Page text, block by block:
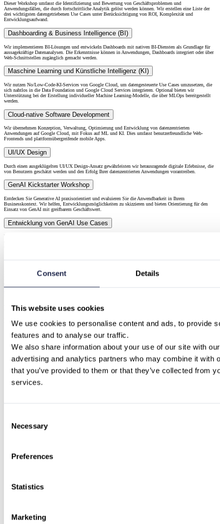
Consent Details
This website uses cookies
We use cookies to personalise content and ads, to provide
features and to analyse our traffic.
We also share information about your use of our site with
advertising and analytics partners who may combine it with
that you’ve provided to them or that they’ve collected from
services.
Selection
Necessary
Preferences
Statistics
Marketing
Dieser Workshop umfasst die Identifizierung und Bewertung von Geschäftsproblemen und
Anwendungsfällen, die durch fortschrittliche Analytik gelöst werden können. Wir erstellen eine Liste der
drei wichtigsten datengetriebenen Use Cases unter Berücksichtigung von ROI, Komplexität und
Entwicklungsaufwand.
Dashboarding & Business Intelligence (BI)
Wir implementieren BI-Lösungen und entwickeln Dashboards mit nativen BI-Diensten als Grundlage für
aussagekräftige Datenanalysen. Die Erkenntnisse können in Anwendungen, Dashboards integriert oder über
Web-Schnittstellen zugänglich gemacht werden.
Maschine Learning und Künstliche Intelligenz (KI)
Wir nutzen No/Low-Code-KI-Services von Google Cloud, um datengesteuerte Use Cases umzusetzen, die
sich nahtlos in die Data Foundation und Google Cloud Services integrieren. Optional bieten wir
Unterstützung bei der Erstellung individueller Machine Learning-Modelle, die über MLOps bereitgestellt
werden.
Cloud-native Software Development
Wir übernehmen Konzeption, Verwaltung, Optimierung und Entwicklung von datenzentrierten
Anwendungen auf Google Cloud, mit Fokus auf ML und KI. Dies umfasst benutzerfreundliche Web-
Frontends und plattformübergreifende mobile Apps.
UI/UX Design
Durch einen ausgeklügelten UI/UX Design-Ansatz gewährleisten wir herausragende digitale Erlebnisse, die
von Benutzern geschätzt werden und den Erfolg Ihrer datenzentrierten Anwendungen vorantreiben.
GenAI Kickstarter Workshop
Entdecken Sie Generative AI praxisorientiert und evaluieren Sie die Anwendbarkeit in Ihrem
Businesskontext. Wir helfen, Entwicklungsmöglichkeiten zu skizzieren und bieten Orientierung für den
Einsatz von GenAI mit greifbarem Geschäftswert.
Entwicklung von GenAI Use Cases
Unsere Leistungen umfassen die Entwicklung von GenAI-Lösungen mittels No/Low-Code-Ansätzen sowie
Holen Sie das Beste von Google AI an jeden Arbeitsplatz und in jeden Prozess. Befähigen Sie Ihre Teams,
Mehr zu Gemini Enterprise
Data & AI Beratung und Strategie mit PCG
Data Architecture Screening Workshop
Anforderungen sammeln und strukturieren.